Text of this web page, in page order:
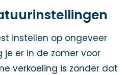
instellen op ongeveer
je er in de zomer voor
verkoeling is zonder dat